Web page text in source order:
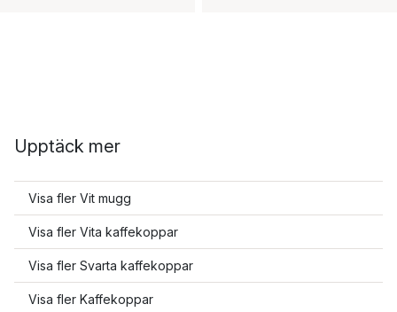
Upptäck mer
Visa fler Vit mugg
Visa fler Vita kaffekoppar
Visa fler Svarta kaffekoppar
Visa fler Kaffekoppar